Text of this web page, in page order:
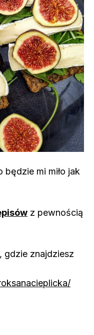
będzie mi miło jak
z pewnością
gdzie znajdziesz